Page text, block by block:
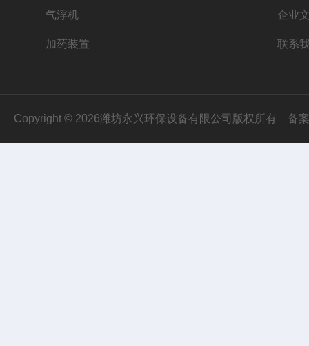
气浮机
加药装置
企业
联系
Copyright © 2026潍坊永兴环保设备有限公司版权所有 备